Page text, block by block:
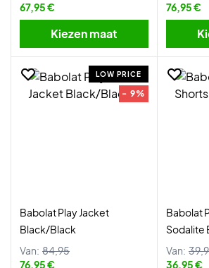
67,95 €
Kiezen maat
76,95 €
LOW PRICE
- 9%
Babolat Play Jacket
Black/Black
Van: 84,95
76,95 €
Babolat
Sodalite
Van:
36,95 €